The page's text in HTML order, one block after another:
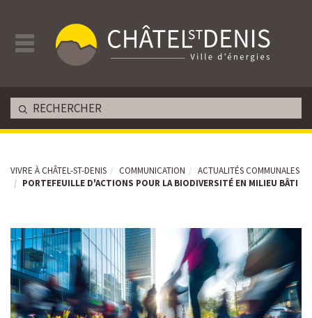
VIVRE À CHÂTEL-ST-DENIS COMMUNICATION
ACTUALITÉS COMMUNALES
PORTEFEUILLE D'ACTIONS POUR LA BIODIVERSITÉ EN MILIEU BÂTI